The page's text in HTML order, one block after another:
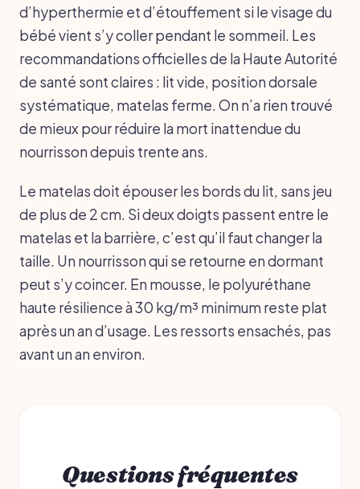
d’hyperthermie et d’étouffement si le visage du
bébé vient s’y coller pendant le sommeil. Les
recommandations officielles de la Haute Autorité
de santé sont claires : lit vide, position dorsale
systématique, matelas ferme. On n’a rien trouvé
de mieux pour réduire la mort inattendue du
nourrisson depuis trente ans.
Le matelas doit épouser les bords du lit, sans jeu
de plus de 2 cm. Si deux doigts passent entre le
matelas et la barrière, c’est qu’il faut changer la
taille. Un nourrisson qui se retourne en dormant
peut s’y coincer. En mousse, le polyuréthane
haute résilience à 30 kg/m³ minimum reste plat
après un an d’usage. Les ressorts ensachés, pas
avant un an environ.
Questions fréquentes